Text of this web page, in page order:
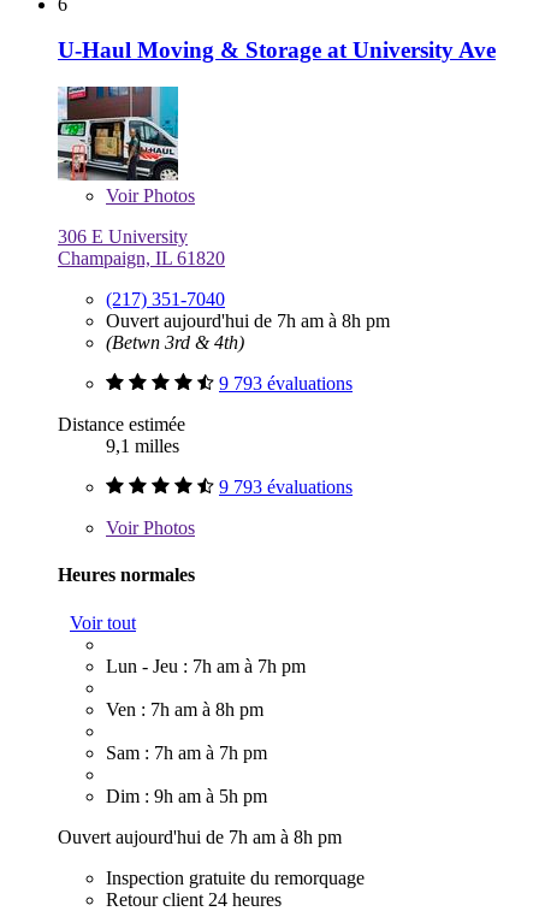
U-Haul Moving & Storage at University Ave
VoirPhotos
306 E University
Champaign, IL 61820
(217) 351-7040
Ouvert aujourd'hui de 7h am à 8h pm
(Betwn 3rd & 4th)
9 793 évaluations
Distance estimée
9,1 milles
9 793 évaluations
VoirPhotos
Heures normales
Voir tout
Lun - Jeu : 7h am à 7h pm
Ven : 7h am à 8h pm
Sam : 7h am à 7h pm
Dim : 9h am à 5h pm
Ouvert aujourd'hui de 7h am à 8h pm
Inspection gratuite du remorquage
Retour client 24 heures